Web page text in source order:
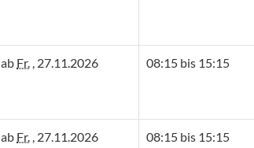
ab Fr. , 27.11.2026 08:15 bis 15:15
ab Fr. , 27.11.2026 08:15 bis 15:15